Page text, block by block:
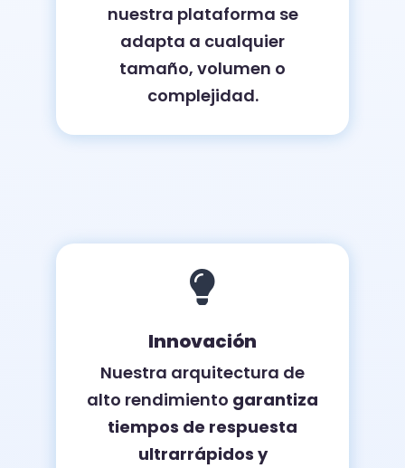
nuestra plataforma se
adapta a cualquier
tamaño, volumen o
complejidad.

Innovación
Nuestra arquitectura de
alto rendimiento garantiza
tiempos de respuesta
ultrarrápidos y